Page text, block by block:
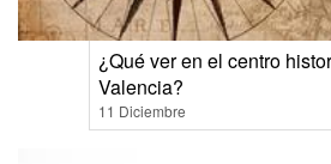
¿Qué ver en el centro
Valencia?
11 Diciembre